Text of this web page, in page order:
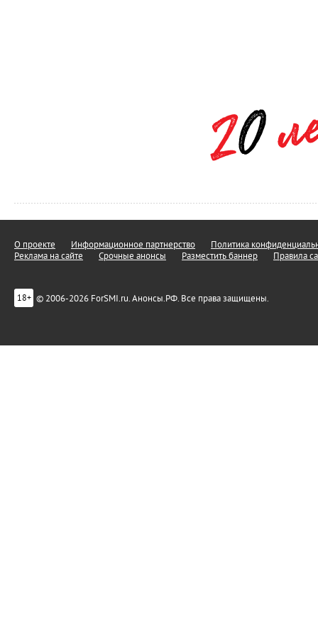
О проекте Информационное партнерство
Политика
Реклама на сайте
Срочные анонсы Разместить баннер Правила
18+ © 2006-2026 ForSMI.ru. Анонсы.РФ. Все права защищены.